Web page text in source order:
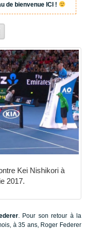
de bienvenue ICI !
Kei Nishikori à
2017.
. Pour son retour à la
à 35 ans, Roger Federer